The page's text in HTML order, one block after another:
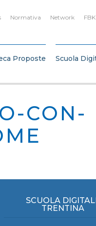
Normativa Network
Proposte Scuola
CON-
SCUOLA
TRENTINA